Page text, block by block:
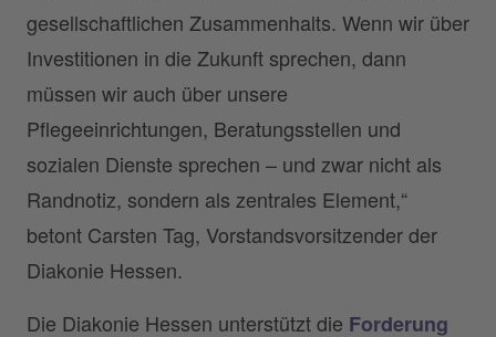
gesellschaftlichen Zusammenhalts. Wenn wir über
Investitionen in die Zukunft sprechen, dann
müssen wir auch über unsere
Pflegeeinrichtungen, Beratungsstellen und
sozialen Dienste sprechen – und zwar nicht als
Randnotiz, sondern als zentrales Element,“
betont Carsten Tag, Vorstandsvorsitzender der
Diakonie Hessen.
Die Diakonie Hessen unterstützt die Forderung